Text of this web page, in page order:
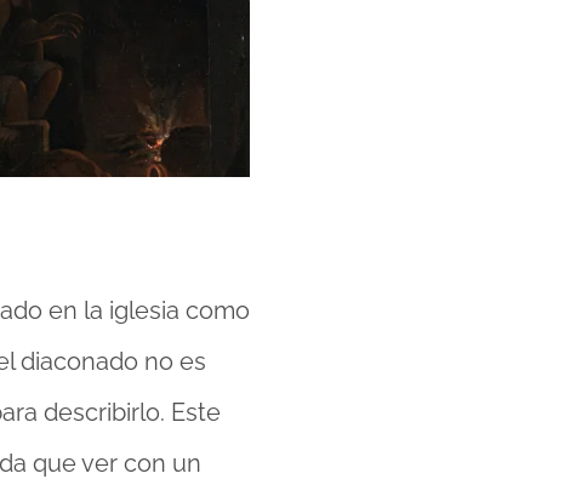
en la iglesia como
diaconado no es
describirlo. Este
que ver con un